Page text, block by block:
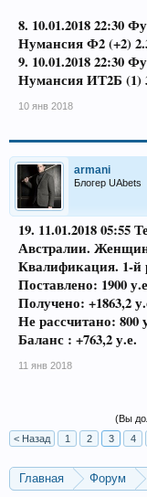
8. 10.01.2018 22:30
Нумансия Ф2 (+2)
9. 10.01.2018 22:30
Нумансия ИТ2Б (1)
10 янв 2018
armani
Блогер UAbets
19. 11.01.201805:55
Австралии.
Квалификация. 1-й
Поставлено: 1900
Получено: +1863,2
Не рассчитано: 800
Баланс : +763,2 у.е.
11 янв 2018
(Вы
< Назад
1 2 3 4
Главная Форум